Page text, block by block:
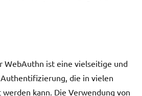
WebAuthn ist eine vielseitige und
die in vielen
kann. Die Verwendung von